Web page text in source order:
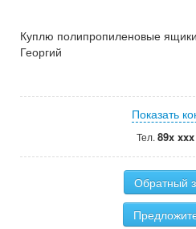
Куплю полипропиленовые
Георгий
Показать
Тел. 89x
Обратный